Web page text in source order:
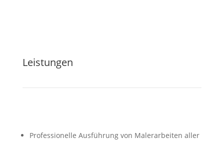
Leistungen
Professionelle Ausführung von Malerarbeiten aller